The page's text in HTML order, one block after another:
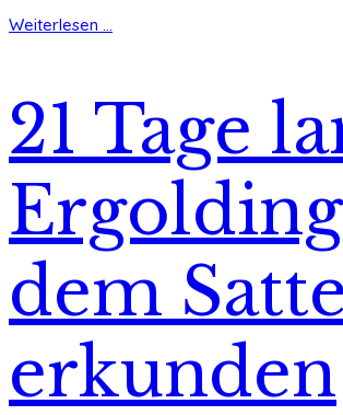
Weiterlesen ...
21 Tage
dem
erkunden